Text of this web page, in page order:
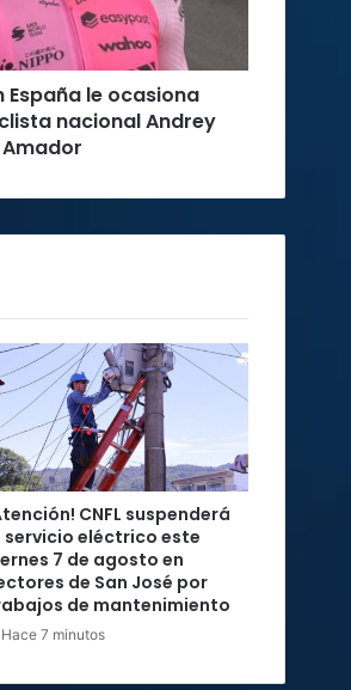
España le ocasiona
nacional Andrey
Amador
CNFL suspenderá
servicio eléctrico este
7 de agosto en
de San José por
de mantenimiento
Hace 7 minutos